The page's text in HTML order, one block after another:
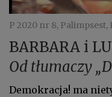
P 2020 nr 8, Palimpsest,
BARBARA i
Od tłumaczy
Demokracja! ma